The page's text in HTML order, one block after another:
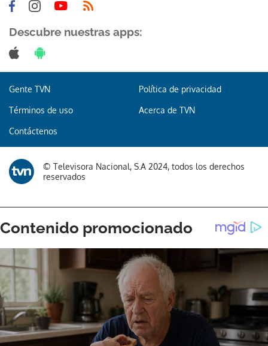
Descubre nuestras apps:
Gente TVN Política de privacidad
Términos de uso Acerca de TVN
Contáctenos
© Televisora Nacional, S.A 2024, todos los derechos
reservados